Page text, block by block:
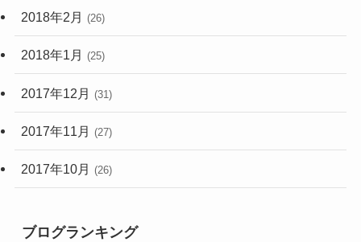
2018年2月 (26)
2018年1月 (25)
2017年12月 (31)
2017年11月 (27)
2017年10月 (26)
ブログランキング